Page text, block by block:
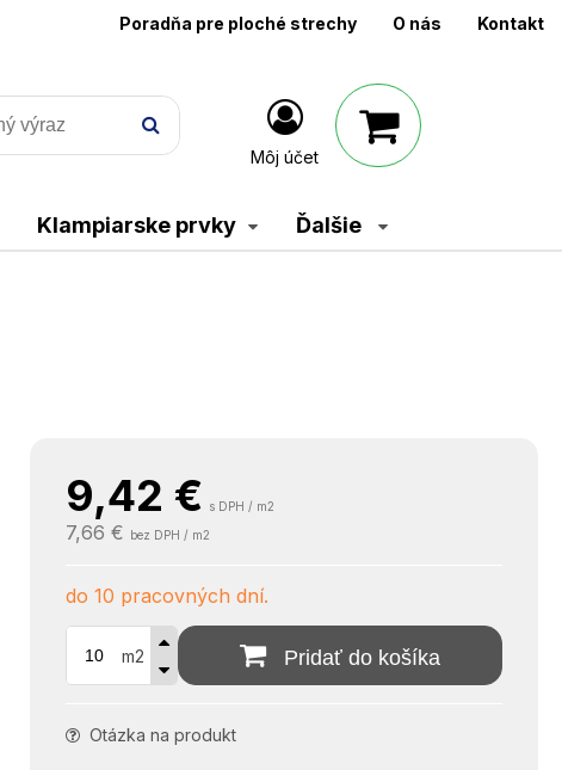
Poradňa pre ploché strechy O nás Kontakt
Môj účet
Klampiarske prvky Ďalšie
9,42 € s DPH / m2
7,66 € bez DPH / m2
do 10 pracovných dní.
m2 Pridať do košíka
Otázka na produkt